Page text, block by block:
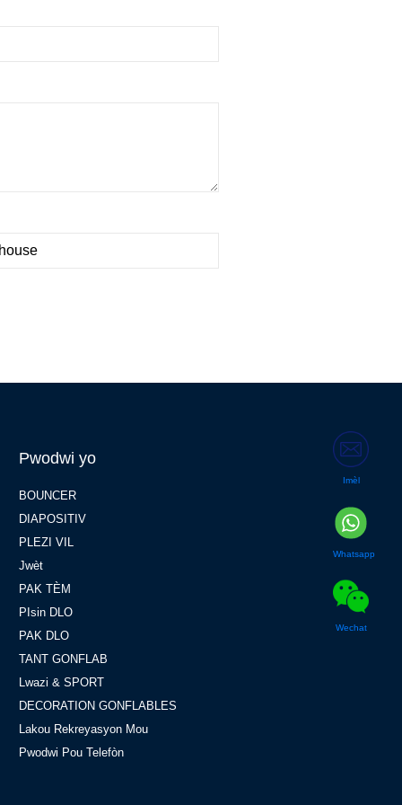
Pwodwi yo
BOUNCER
DIAPOSITIV
PLEZI VIL
Jwèt
PAK TÈM
PIsin DLO
PAK DLO
TANT GONFLAB
Lwazi & SPORT
DECORATION GONFLABLES
Lakou Rekreyasyon Mou
Pwodwi Pou Telefòn
Imèl
Whatsapp
Wechat